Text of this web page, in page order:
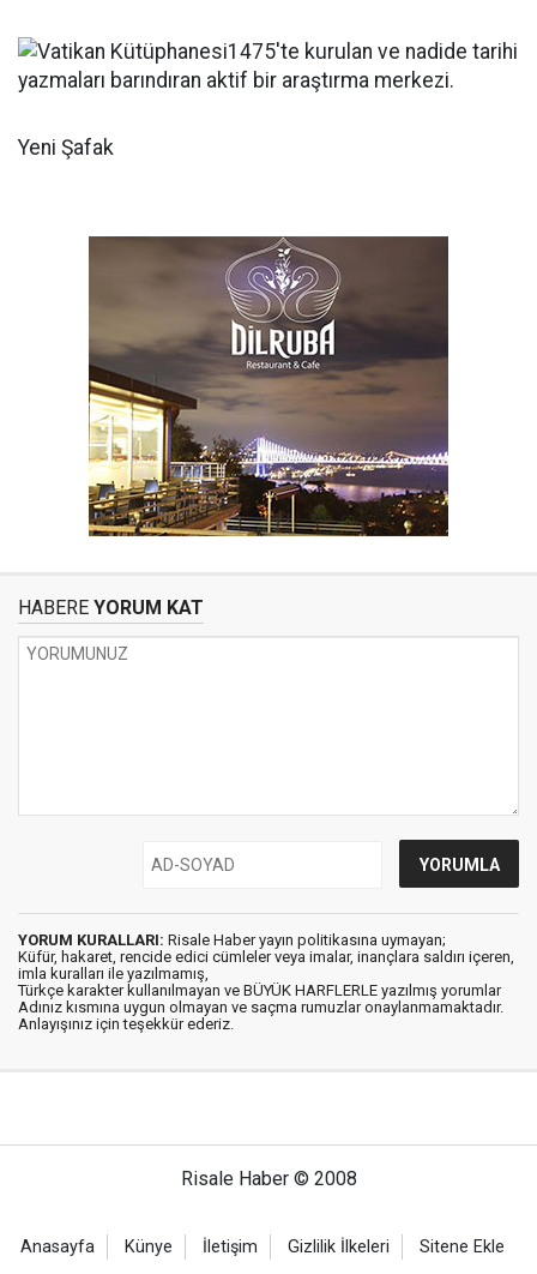
Yeni Şafak
HABERE YORUM KAT
YORUM KURALLARI: Risale Haber yayın politikasına uymayan;
Küfür, hakaret, rencide edici cümleler veya imalar, inançlara saldırı içeren,
imla kuralları ile yazılmamış,
Türkçe karakter kullanılmayan ve BÜYÜK HARFLERLE yazılmış yorumlar
Adınız kısmına uygun olmayan ve saçma rumuzlar onaylanmamaktadır.
Anlayışınız için teşekkür ederiz.
Risale Haber © 2008
Anasayfa Künye İletişim Gizlilik İlkeleri Sitene Ekle